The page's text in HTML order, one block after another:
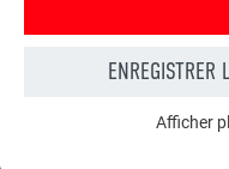
ENREGISTRER
Afficher